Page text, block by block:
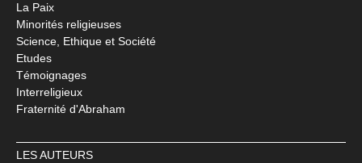
La Paix
Minorités religieuses
Science, Ethique et Société
Etudes
Témoignages
Interreligieux
Fraternité d'Abraham
LES AUTEURS